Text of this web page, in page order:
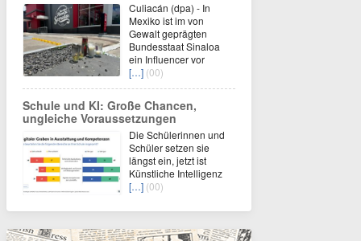
Culiacán (dpa) - In
Mexiko ist im von
Gewalt geprägten
Bundesstaat Sinaloa
ein Influencer vor
[…] (00)
Schule und KI: Große Chancen,
ungleiche Voraussetzungen
Die Schülerinnen und
Schüler setzen sie
längst ein, jetzt ist
Künstliche Intelligenz
[…] (00)